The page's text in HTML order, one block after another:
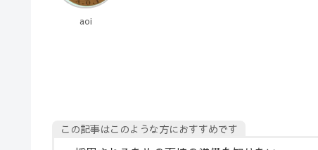
aoi
この記事はこのような方におすすめです